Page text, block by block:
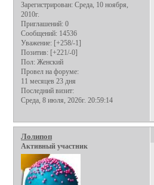
Зарегистрирован: Среда, 10 ноября,
2010г.
Приглашений: 0
Сообщений: 14536
Уважение: [+258/-1]
Позитив: [+221/-0]
Пол: Женский
Провел на форуме:
11 месяцев 23 дня
Последний визит:
Среда, 8 июля, 2026г. 20:59:14
Лолипоп
Активный участник